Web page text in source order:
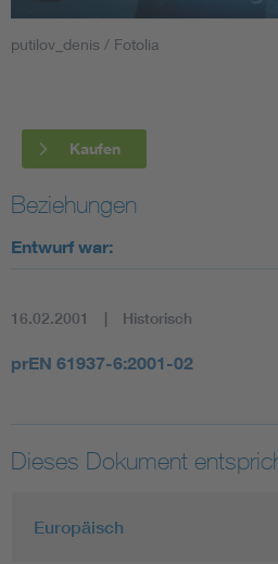
Smart Cities
Blitzschutz: DIN EN 62305 in der
Circular Economy für mehr
putilov_denis / Fotolia
Kaufen
Beziehungen
Entwurf war:
16.02.2001 Historisch
prEN 61937-6:2001-02
Dieses Dokument
Europäisch